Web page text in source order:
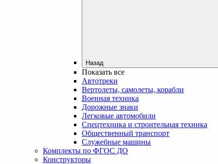
Назад
Показать все
Автотреки
Вертолеты, самолеты, корабли
Военная техника
Дорожные знаки
Легковые автомобили
Спецтехника и строительная техника
Общественный транспорт
Служебные машины
Комплекты по ФГОС ДО
Конструкторы